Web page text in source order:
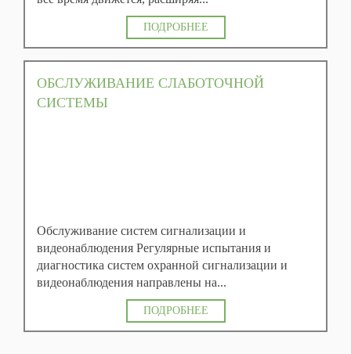
ПОДРОБНЕЕ
ОБСЛУЖИВАНИЕ СЛАБОТОЧНОЙ
СИСТЕМЫ
Обслуживание систем сигнализации и
видеонаблюдения Регулярные испытания и
диагностика систем охранной сигнализации и
видеонаблюдения направлены на...
ПОДРОБНЕЕ